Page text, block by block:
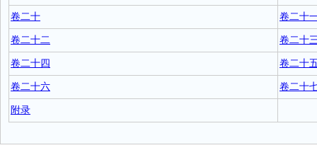
卷二十 卷二十
卷二十二 卷二十
卷二十四 卷二十
卷二十六 卷二十
附录